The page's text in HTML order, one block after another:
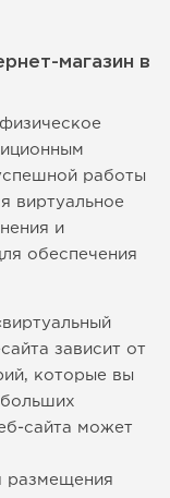
магазин в
работы
виртуальное
и
обеспечения
зависит от
которые вы
сайта может
размещения